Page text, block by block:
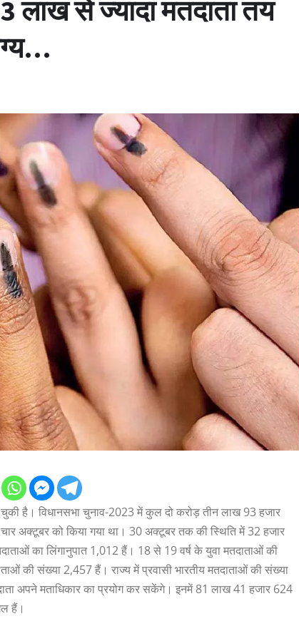
लाख से ज्यादा मतदाता तय
है। विधानसभा चुनाव-2023 में कुल दो करोड़ तीन लाख 93 हजार
अक्टूबर को किया गया था। 30 अक्टूबर तक की स्थिति में 32 हजार
का लिंगानुपात 1,012 हैं। 18 से 19 वर्ष के युवा मतदाताओं की
की संख्या 2,457 हैं। राज्य में प्रवासी भारतीय मतदाताओं की संख्या
अपने मताधिकार का प्रयोग कर सकेंगे। इनमें 81 लाख 41 हजार 624
हैं।